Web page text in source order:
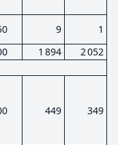
9
1
1 894
2 052
449 349